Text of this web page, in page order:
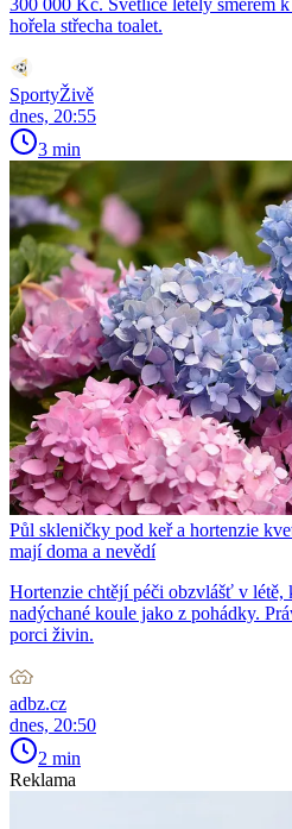
300 000 Kč. Světlice letěly směrem
hořela střecha toalet.
SportyŽivě
dnes, 20:55
3 min
Půl skleničky pod keř a hortenzie
mají doma a nevědí
Hortenzie chtějí péči obzvlášť v létě,
nadýchané koule jako z pohádky.
porci živin.
adbz.cz
dnes, 20:50
2 min
Reklama